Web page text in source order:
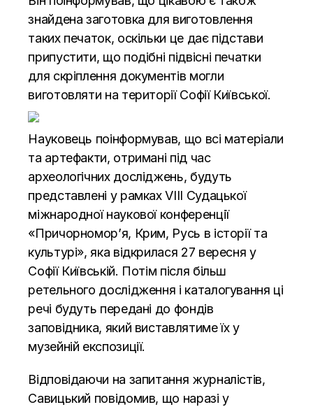
знайдена заготовка для виготовлення
таких печаток, оскільки це дає підстави
припустити, що подібні підвісні печатки
для скріплення документів могли
виготовляти на території Софії Київської.
Науковець поінформував, що всі матеріали
та артефакти, отримані під час
археологічних досліджень, будуть
представлені у рамках VІІІ Судацької
міжнародної наукової конференції
«Причорномор’я, Крим, Русь в історії та
культурі», яка відкрилася 27 вересня у
Софії Київській. Потім після більш
ретельного дослідження і каталогування ці
речі будуть передані до фондів
заповідника, який виставлятиме їх у
музейній експозиції.
Відповідаючи на запитання журналістів,
Савицький повідомив, що наразі у